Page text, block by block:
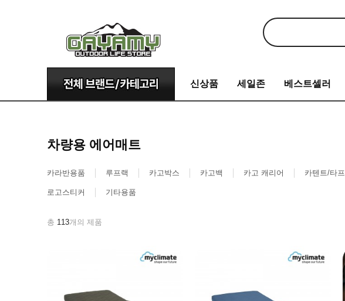
신상품 세일존 베스트셀러
차량용 에어매트
카라반용품 루프랙 카고박스 카고백 카고 캐리어 카텐트/타프
로고스티커 기타용품
총 113개의 제품